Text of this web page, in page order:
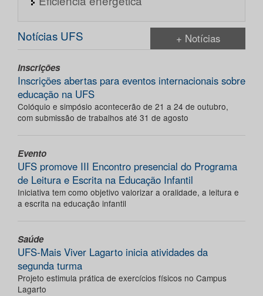
Notícias UFS + Notícias
Inscrições
Inscrições abertas para eventos internacionais sobre
educação na UFS
Colóquio e simpósio acontecerão de 21 a 24 de outubro,
com submissão de trabalhos até 31 de agosto
Evento
UFS promove III Encontro presencial do Programa
de Leitura e Escrita na Educação Infantil
Iniciativa tem como objetivo valorizar a oralidade, a leitura e
a escrita na educação infantil
Saúde
UFS-Mais Viver Lagarto inicia atividades da
segunda turma
Projeto estimula prática de exercícios físicos no Campus
Lagarto